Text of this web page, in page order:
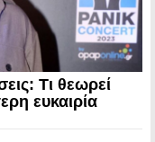
Τι θεωρεί
ευκαιρία